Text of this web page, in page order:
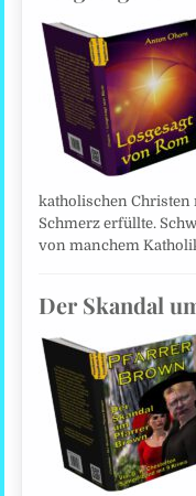
katholischen
Schmerz erfüllte.
von manchem
Der Skandal